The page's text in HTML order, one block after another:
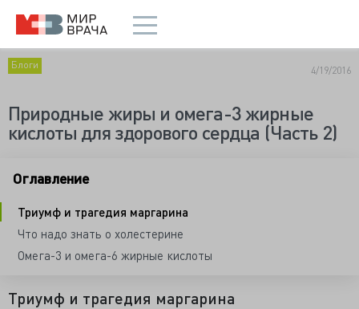
Блоги 4/19/2016
Природные жиры и омега-3 жирные
кислоты для здорового сердца (Часть 2)
Оглавление
Триумф и трагедия маргарина
Что надо знать о холестерине
Омега-3 и омега-6 жирные кислоты
Триумф и трагедия маргарина